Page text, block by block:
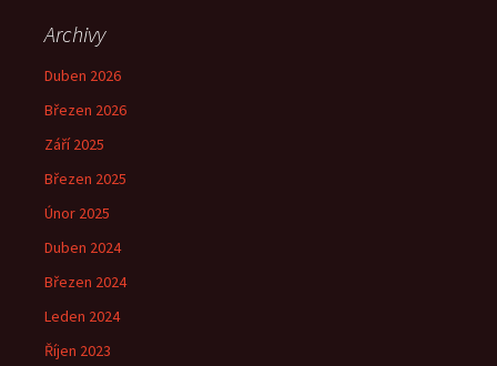
Archivy
Duben 2026
Březen 2026
Září 2025
Březen 2025
Únor 2025
Duben 2024
Březen 2024
Leden 2024
Říjen 2023